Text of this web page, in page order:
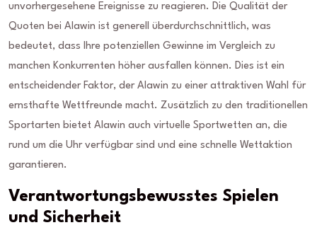
unvorhergesehene Ereignisse zu reagieren. Die Qualität der
Quoten bei Alawin ist generell überdurchschnittlich, was
bedeutet, dass Ihre potenziellen Gewinne im Vergleich zu
manchen Konkurrenten höher ausfallen können. Dies ist ein
entscheidender Faktor, der Alawin zu einer attraktiven Wahl für
ernsthafte Wettfreunde macht. Zusätzlich zu den traditionellen
Sportarten bietet Alawin auch virtuelle Sportwetten an, die
rund um die Uhr verfügbar sind und eine schnelle Wettaktion
garantieren.
Verantwortungsbewusstes Spielen
und Sicherheit